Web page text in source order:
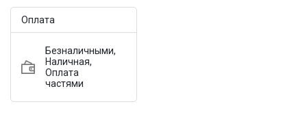
Оплата
Безналичными,
Наличная,
Оплата
частями